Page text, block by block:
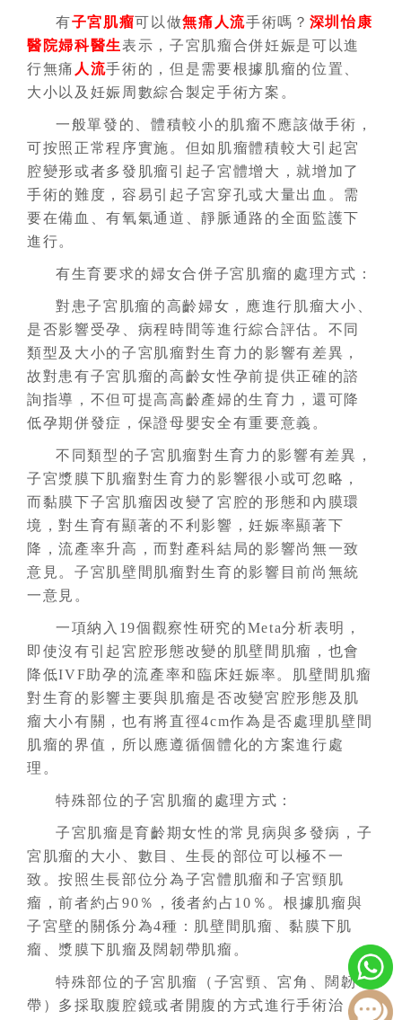
有子宮肌瘤可以做無痛人流手術嗎？ 深圳怡康
醫院婦科醫生表示，子宮肌瘤合併妊娠是可以進
行無痛 人流手術的，但是需要根據肌瘤的位置、
大小以及妊娠周數綜合製定手術方案。
一般單發的、體積較小的肌瘤不應該做手術，
可按照正常程序實施。但如肌瘤體積較大引起宮
腔變形或者多發肌瘤引起子宮體增大，就增加了
手術的難度，容易引起子宮穿孔或大量出血。需
要在備血、有氧氣通道、靜脈通路的全面監護下
進行。
有生育要求的婦女合併子宮肌瘤的處理方式：
對患子宮肌瘤的高齡婦女，應進行肌瘤大小、
是否影響受孕、病程時間等進行綜合評估。不同
類型及大小的子宮肌瘤對生育力的影響有差異，
故對患有子宮肌瘤的高齡女性孕前提供正確的諮
詢指導，不但可提高高齡產婦的生育力，還可降
低孕期併發症，保證母嬰安全有重要意義。
不同類型的子宮肌瘤對生育力的影響有差異，
子宮漿膜下肌瘤對生育力的影響很小或可忽略，
而黏膜下子宮肌瘤因改變了宮腔的形態和內膜環
境，對生育有顯著的不利影響，妊娠率顯著下
降，流產率升高，而對產科結局的影響尚無一致
意見。子宮肌壁間肌瘤對生育的影響目前尚無統
一意見。
一項納入19個觀察性研究的Meta分析表明，
即使沒有引起宮腔形態改變的肌壁間肌瘤，也會
降低IVF助孕的流產率和臨床妊娠率。肌壁間肌瘤
對生育的影響主要與肌瘤是否改變宮腔形態及肌
瘤大小有關，也有將直徑4cm作為是否處理肌壁間
肌瘤的界值，所以應遵循個體化的方案進行處
理。
特殊部位的子宮肌瘤的處理方式：
子宮肌瘤是育齡期女性的常見病與多發病，子
宮肌瘤的大小、數目、生長的部位可以極不一
致。按照生長部位分為子宮體肌瘤和子宮頸肌
瘤，前者約占90％，後者約占10％。根據肌瘤與
子宮壁的關係分為4種：肌壁間肌瘤、黏膜下肌
瘤、漿膜下肌瘤及闊韌帶肌瘤。
特殊部位的子宮肌瘤（子宮頸、宮角、闊韌
帶）多採取腹腔鏡或者開腹的方式進行手術治